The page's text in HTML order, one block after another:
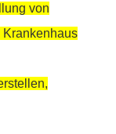
von